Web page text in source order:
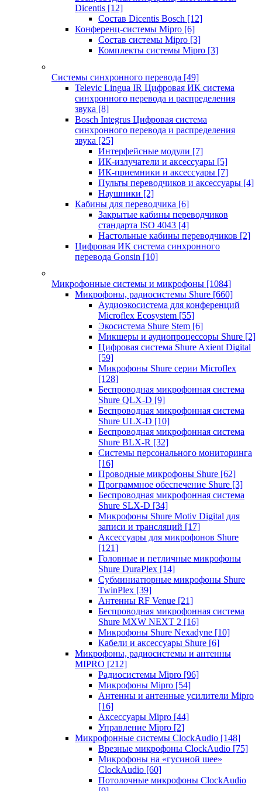
Dicentis [12]
Состав Dicentis Bosch [12]
Конференц-системы Mipro [6]
Состав системы Mipro [3]
Комплекты системы Mipro [3]
Системы синхронного перевода [49]
Televic Lingua IR Цифровая ИК система
синхронного перевода и распределения
звука [8]
Bosch Integrus Цифровая система
синхронного перевода и распределения
звука [25]
Интерфейсные модули [7]
ИК-излучатели и аксессуары [5]
ИК-приемники и аксессуары [7]
Пульты переводчиков и аксессуары [4]
Наушники [2]
Кабины для переводчика [6]
Закрытые кабины переводчиков
стандарта ISO 4043 [4]
Настольные кабины переводчиков [2]
Цифровая ИК система синхронного
перевода Gonsin [10]
Микрофонные системы и микрофоны [1084]
Микрофоны, радиосистемы Shure [660]
Аудиоэкосистема для конференций
Microflex Ecosystem [55]
Экосистема Shure Stem [6]
Микшеры и аудиопроцессоры Shure [2]
Цифровая система Shure Axient Digital
[59]
Микрофоны Shure серии Microflex
[128]
Беспроводная микрофонная система
Shure QLX-D [9]
Беспроводная микрофонная система
Shure ULX-D [10]
Беспроводная микрофонная система
Shure BLX-R [32]
Системы персонального мониторинга
[16]
Проводные микрофоны Shure [62]
Программное обеспечение Shure [3]
Беспроводная микрофонная система
Shure SLX-D [34]
Микрофоны Shure Motiv Digital для
записи и трансляций [17]
Аксессуары для микрофонов Shure
[121]
Головные и петличные микрофоны
Shure DuraPlex [14]
Субминиатюрные микрофоны Shure
TwinPlex [39]
Антенны RF Venue [21]
Беспроводная микрофонная система
Shure MXW NEXT 2 [16]
Микрофоны Shure Nexadyne [10]
Кабели и аксессуары Shure [6]
Микрофоны, радиосистемы и антенны
MIPRO [212]
Радиосистемы Mipro [96]
Микрофоны Mipro [54]
Антенны и антенные усилители Mipro
[16]
Аксессуары Mipro [44]
Управление Mipro [2]
Микрофонные системы ClockAudio [148]
Врезные микрофоны ClockAudio [75]
Микрофоны на «гусиной шее»
ClockAudio [60]
Потолочные микрофоны ClockAudio